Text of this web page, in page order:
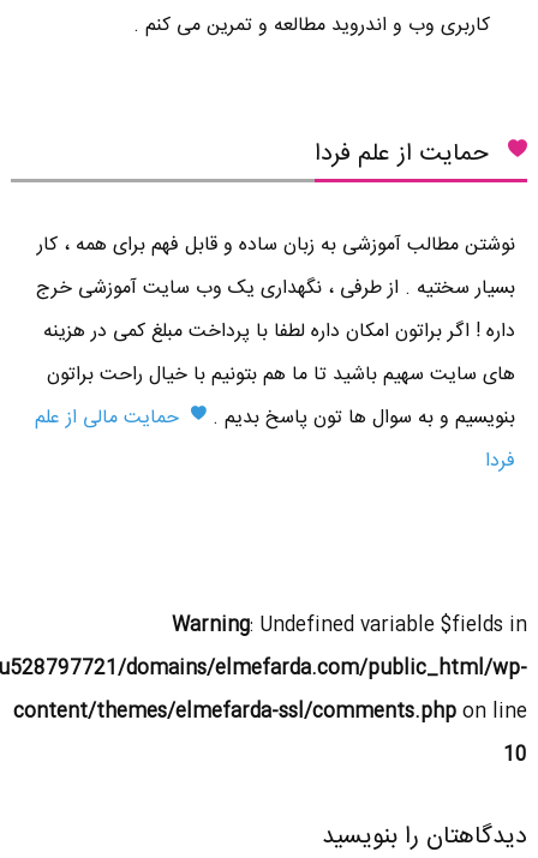
کاربری وب و اندروید مطالعه و تمرین می کنم .
حمایت از علم فردا
نوشتن مطالب آموزشی به زبان ساده و قابل فهم برای همه ، کار
بسیار سختیه . از طرفی ، نگهداری یک وب سایت آموزشی خرج
داره ! اگر براتون امکان داره لطفا با پرداخت مبلغ کمی در هزینه
های سایت سهیم باشید تا ما هم بتونیم با خیال راحت براتون
بنویسیم و به سوال ها تون پاسخ بدیم .
حمایت مالی از علم
فردا
Warning: Undefined variable $fields in
domains/elmefarda.com/public_html/wp-
content/themes/elmefarda-ssl/comments.phpon line
10
دیدگاهتان را بنویسید